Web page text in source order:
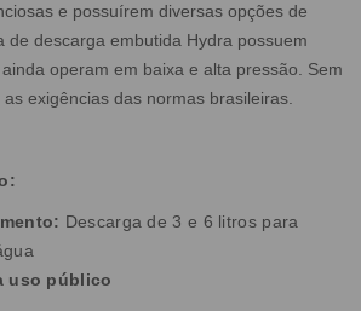
e possuírem diversas opções de
de descarga embutida Hydra possuem
operam em baixa e alta pressão. Sem
exigências das normas brasileiras.
Descarga de 3 e 6 litros para
uso público